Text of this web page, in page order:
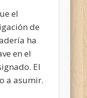
el
de
ha
en el
El
a asumir.